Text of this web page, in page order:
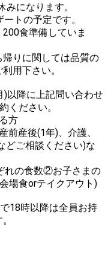
になります。
トの予定です。
食準備していま
りに関しては品質の
用下さい。
)以降に上記問い合わせ
ください。
方
前産後(1年)、介護、
どご相談ください)な
れの食数②お子さまの
場食orテイクアウト)
18時以降は全員お持